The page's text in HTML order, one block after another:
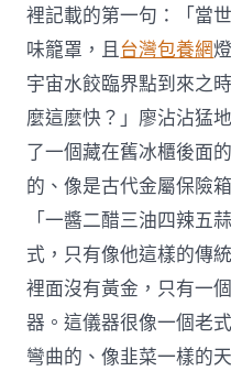
裡記載的第一句：「當
味籠罩，且台灣包養網
宇宙水餃臨界點到來之
麼這麼快？」廖沾沾猛
了一個藏在舊冰櫃後面
的、像是古代金屬保險
「一醬二醋三油四辣五
式，只有像他這樣的傳
裡面沒有黃金，只有一
器。這儀器很像一個老
彎曲的、像韭菜一樣的